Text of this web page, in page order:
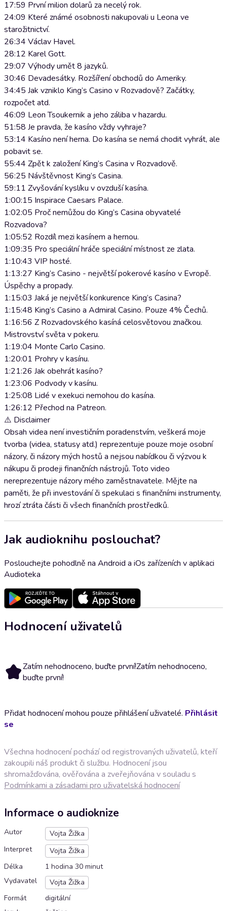
17:59 První milion dolarů za necelý rok.
24:09 Které známé osobnosti nakupovali u Leona ve
starožitnictví.
26:34 Václav Havel.
28:12 Karel Gott.
29:07 Výhody umět 8 jazyků.
30:46 Devadesátky. Rozšíření obchodů do Ameriky.
34:45 Jak vzniklo King’s Casino v Rozvadově? Začátky,
rozpočet atd.
46:09 Leon Tsoukernik a jeho záliba v hazardu.
51:58 Je pravda, že kasíno vždy vyhraje?
53:14 Kasíno není herna. Do kasína se nemá chodit vyhrát, ale
pobavit se.
55:44 Zpět k založení King’s Casina v Rozvadově.
56:25 Návštěvnost King’s Casina.
59:11 Zvyšování kyslíku v ovzduší kasína.
1:00:15 Inspirace Caesars Palace.
1:02:05 Proč nemůžou do King’s Casina obyvatelé
Rozvadova?
1:05:52 Rozdíl mezi kasínem a hernou.
1:09:35 Pro speciální hráče speciální místnost ze zlata.
1:10:43 VIP hosté.
1:13:27 King’s Casino - největší pokerové kasíno v Evropě.
Úspěchy a propady.
1:15:03 Jaká je největší konkurence King’s Casina?
1:15:48 King’s Casino a Admiral Casino. Pouze 4% Čechů.
1:16:56 Z Rozvadovského kasíná celosvětovou značkou.
Mistrovství světa v pokeru.
1:19:04 Monte Carlo Casino.
1:20:01 Prohry v kasínu.
1:21:26 Jak obehrát kasíno?
1:23:06 Podvody v kasínu.
1:25:08 Lidé v exekuci nemohou do kasína.
1:26:12 Přechod na Patreon.
⚠️ Disclaimer
Obsah videa není investičním poradenstvím, veškerá moje
tvorba (videa, statusy atd.) reprezentuje pouze moje osobní
názory, či názory mých hostů a nejsou nabídkou či výzvou k
nákupu či prodeji finančních nástrojů. Toto video
nereprezentuje názory mého zaměstnavatele. Mějte na
paměti, že při investování či spekulaci s finančními instrumenty,
hrozí ztráta části či všech finančních prostředků.
Jak audioknihu poslouchat?
Poslouchejte pohodlně na Android a iOs zařízeních v aplikaci
Audioteka
Hodnocení uživatelů
Zatím nehodnoceno, buďte první!Zatím nehodnoceno,
buďte první!
Přidat hodnocení mohou pouze přihlášení uživatelé. Přihlásit
se
Všechna hodnocení pochází od registrovaných uživatelů, kteří
zakoupili náš produkt či službu. Hodnocení jsou
shromažďována, ověřována a zveřejňována v souladu s
Podmínkami a zásadami pro uživatelská hodnocení
Informace o audioknize
Autor
Vojta Žižka
Interpret
Vojta Žižka
Délka
1 hodina 30 minut
Vydavatel
Vojta Žižka
Formát
digitální